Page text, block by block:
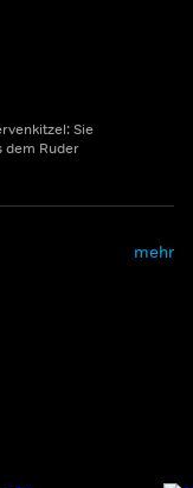
Sie
dem Ruder
mehr